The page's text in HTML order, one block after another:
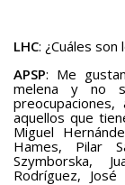
LHC: ¿Cuáles
APSP: Me
melena y no
aquellos que
Miguel
Hames, Pilar
Szymborska,
Rodríguez,